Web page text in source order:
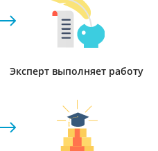
Эксперт выполняет работу